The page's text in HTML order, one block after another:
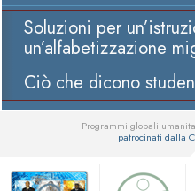
Soluzioni per
un’alfabetizzazione
Ciò che dicono
Programmi globali
patrocinati dalla